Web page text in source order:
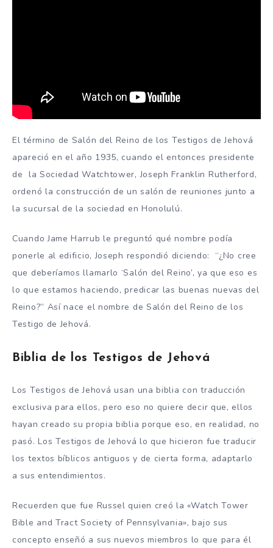
El término de Salón del Reino de los Testigos de Jehová
apareció en el año 1935, cuando el entonces presidente
de la Sociedad Watchtower, Joseph Franklin Rutherford,
ordenó la construcción de un salón de reuniones junto a
la sucursal de la sociedad en Honolulú.
Cuando Jame Harrub le preguntó qué nombre podía
ponerle al edificio, Joseph respondió diciendo: “¿No cree
que deberíamos llamarlo ‘Salón del Reino’, ya que eso es
lo que estamos haciendo, predicar las buenas nuevas del
Reino?” Así nace el nombre de Salón del Reino de los
Testigo de Jehová.
Biblia de los Testigos de Jehová
Los Testigos de Jehová usan una biblia con traducción
exclusiva para ellos, pero eso no quiere decir que, ellos
hayan creado su propia biblia porque eso, en realidad, no
pasó. Los Testigos de Jehová lo que hicieron fue traducir
los textos bíblicos antiguos y de cierta forma, adaptarlo
a sus entendimientos.
Recuerden que fue Russel quien creó la «Watch Tower
Bible and Tract Society of Pennsylvania», bajo sus
concepto enseñó a sus nuevos miembros lo que para él